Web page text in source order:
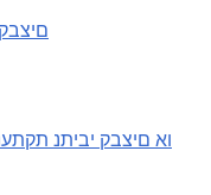
העתקת נתיבי קבצים